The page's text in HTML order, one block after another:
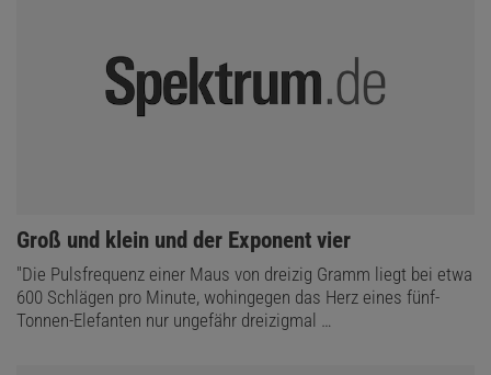
:
Groß und klein und der Exponent vier
"Die Pulsfrequenz einer Maus von dreizig Gramm liegt bei etwa
600 Schlägen pro Minute, wohingegen das Herz eines fünf-
Tonnen-Elefanten nur ungefähr dreizigmal …